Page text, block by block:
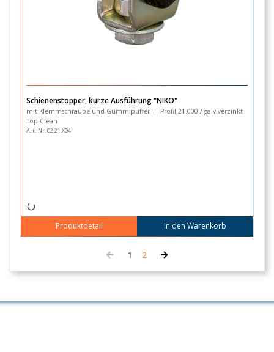
Schienenstopper, kurze Ausführung "NIKO"
mit Klemmschraube und Gummipuffer | Profil 21.000 / galv.verzinkt
Top Clean
Art.-Nr. 02.21.X04
Produktdetail In den Warenkorb